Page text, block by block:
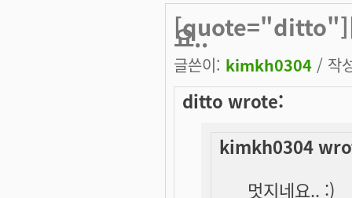
요..
글쓴이: kimkh0304 / 작
ditto wrote:
kimkh0304
멋지네요.. :)